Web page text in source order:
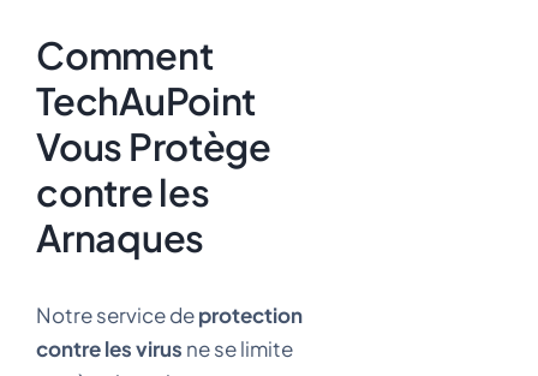
Comment
TechAuPoint
Vous Protège
contre les
Arnaques
Notre service deprotection
contre les virus ne se limite